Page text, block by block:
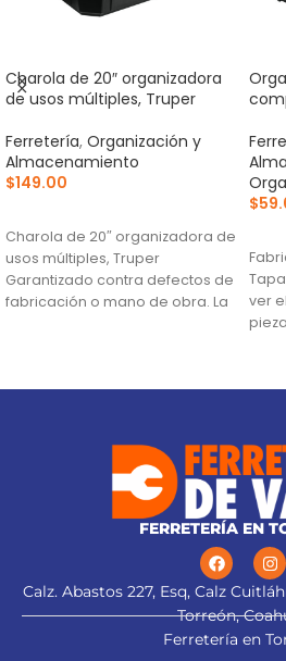
Charola de 20″ organizadora
de usos múltiples, Truper
Ferretería, Organización y
Almacenamiento
$149.00
Charola de 20″ organizadora de
usos múltiples, Truper
Garantizado contra defectos de
fabricación o mano de obra. La
$
ver
FERRETERÍA EN
Calz. Abastos 227, Esq, Calz
Torreón,
Ferretería en